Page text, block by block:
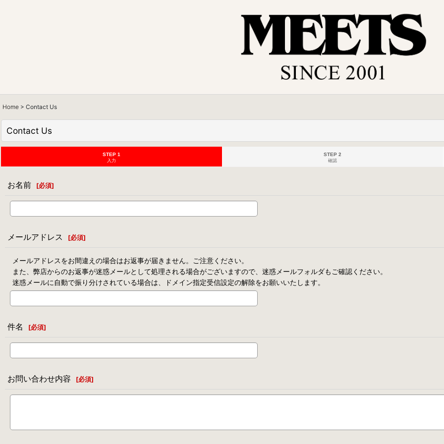
Home > Contact Us
Contact Us
STEP 1
入力
STEP 2
確認
お名前 [必須]
メールアドレス [必須]
メールアドレスをお間違えの場合はお返事が届きません。ご注意ください。
また、弊店からのお返事が迷惑メールとして処理される場合がございますので、迷惑メールフォルダもご確認ください。
迷惑メールに自動で振り分けされている場合は、ドメイン指定受信設定の解除をお願いいたします。
件名 [必須]
お問い合わせ内容 [必須]